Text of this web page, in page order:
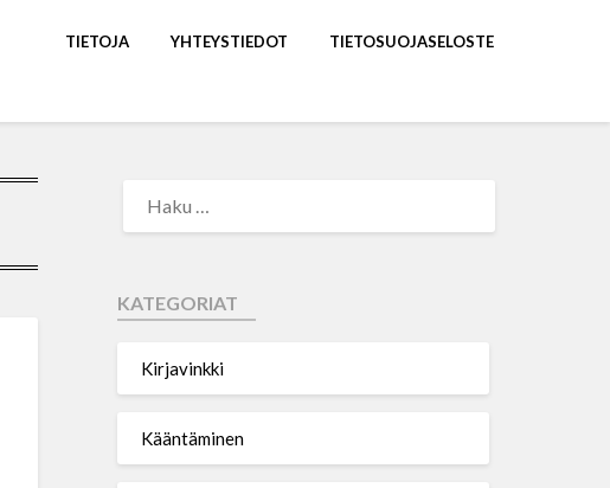
TIETOJA YHTEYSTIEDOT TIETOSUOJASELOSTE
KATEGORIAT
Kirjavinkki
Kääntäminen